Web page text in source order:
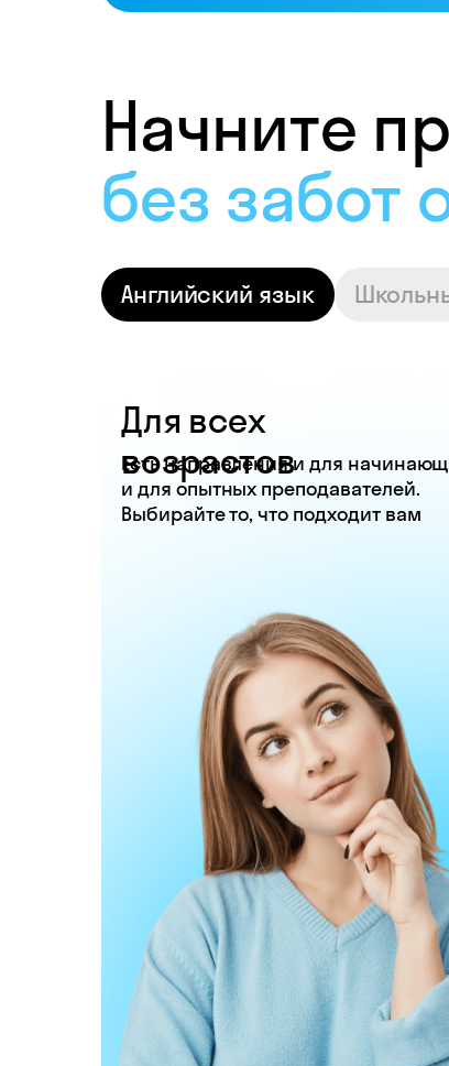
Начните
и
Английский язык
Для всех
возрастов
Есть направления и для
и для опытных преподавателей.
Выбирайте то, что подходит вам